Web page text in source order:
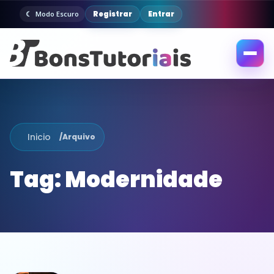
Modo Escuro Registrar Entrar
Abrir
Inicio /Arquivo
Tag:Modernidade